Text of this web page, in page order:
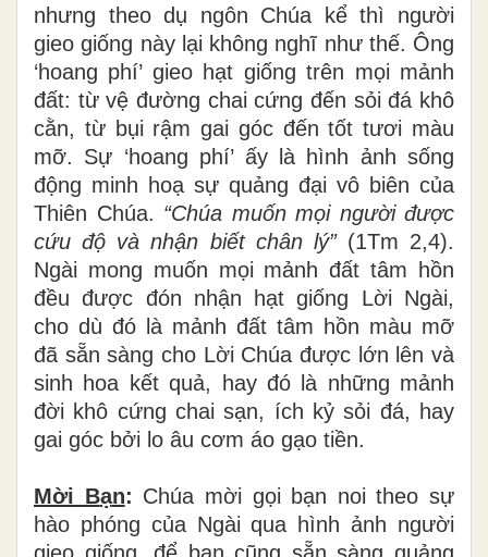
nhưng theo dụ ngôn Chúa kể thì người
gieo giống này lại không nghĩ như thế. Ông
‘hoang phí’ gieo hạt giống trên mọi mảnh
đất: từ vệ đường chai cứng đến sỏi đá khô
cằn, từ bụi rậm gai góc đến tốt tươi màu
mỡ. Sự ‘hoang phí’ ấy là hình ảnh sống
động minh hoạ sự quảng đại vô biên của
Thiên Chúa. “Chúa muốn mọi người được
cứuđộ và nhận biết chân lý” (1Tm 2,4).
Ngài mong muốn mọi mảnh đất tâm hồn
đều được đón nhận hạt giống Lời Ngài,
cho dù đó là mảnh đất tâm hồn màu mỡ
đã sẵn sàng cho Lời Chúa được lớn lên và
sinh hoa kết quả, hay đó là những mảnh
đời khô cứng chai sạn, ích kỷ sỏi đá, hay
gai góc bởi lo âu cơm áo gạo tiền.
Mời Bạn: Chúa mời gọi bạn noi theo sự
hào phóng của Ngài qua hình ảnh người
gieo giống, để bạn cũng sẵn sàng quảng